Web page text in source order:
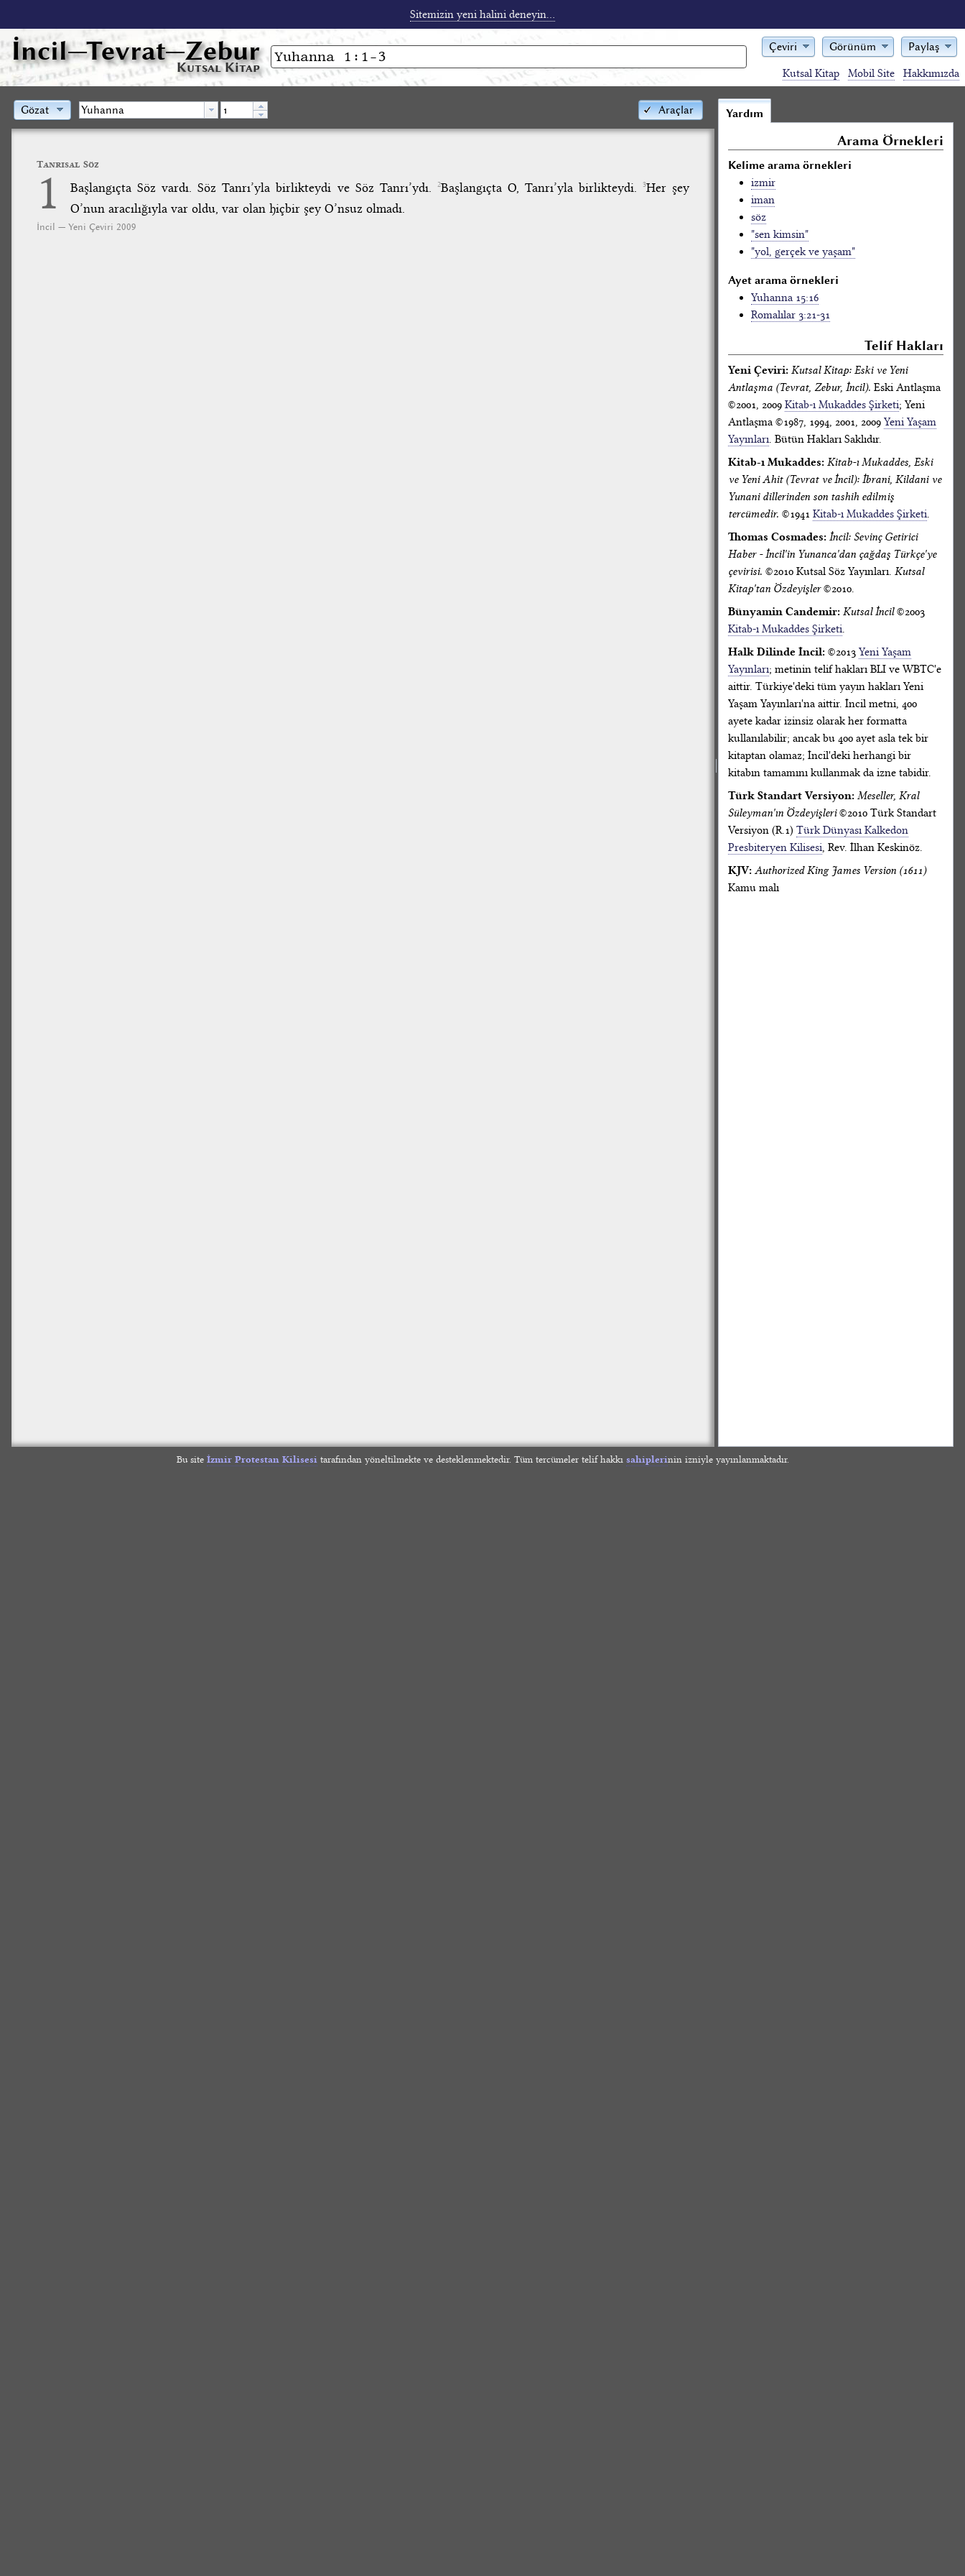
Sitemizin yeni halini deneyin...
İncil—Tevrat—Zebur
Kutsal Kitap
Çeviri Görünüm Paylaş
Kutsal Kitap Mobil Site Hakkımızda
Araçlar
Gözat
Tanrısal Söz
1 Başlangıçta Söz vardı. Söz Tanrı’yla birlikteydi ve Söz Tanrı’ydı. 2Başlangıçta O, Tanrı’yla birlikteydi. 3Her şey
O’nun aracılığıyla var oldu, var olan hiçbir şey O’nsuz olmadı.
İncil — Yeni Çeviri 2009
Yardım
Arama Örnekleri
Kelime arama örnekleri
izmir
iman
söz
"sen kimsin"
"yol, gerçek ve yaşam"
Ayet arama örnekleri
Yuhanna 15:16
Romalılar 3:21-31
Telif Hakları
Yeni Çeviri: Kutsal Kitap: Eski ve Yeni
Antlaşma (Tevrat, Zebur, İncil). Eski Antlaşma
©2001, 2009 Kitab-ı Mukaddes Şirketi; Yeni
Antlaşma ©1987, 1994, 2001, 2009 Yeni Yaşam
Yayınları. Bütün Hakları Saklıdır.
Kitab-ı Mukaddes: Kitab-ı Mukaddes, Eski
ve Yeni Ahit (Tevrat ve İncil): İbrani, Kildani ve
Yunani dillerinden son tashih edilmiş
tercümedir. ©1941 Kitab-ı Mukaddes Şirketi.
Thomas Cosmades: İncil: Sevinç Getirici
Haber - İncil'in Yunanca'dan çağdaş Türkçe'ye
çevirisi. ©2010 Kutsal Söz Yayınları. Kutsal
Kitap'tan Özdeyişler©2010.
Bünyamin Candemir: Kutsal İncil©2003
Kitab-ı Mukaddes Şirketi.
Halk Dilinde İncil: ©2013 Yeni Yaşam
Yayınları; metinin telif hakları BLI ve WBTC'e
aittir. Türkiye'deki tüm yayın hakları Yeni
Yaşam Yayınları'na aittir. İncil metni, 400
ayete kadar izinsiz olarak her formatta
kullanılabilir; ancak bu 400 ayet asla tek bir
kitaptan olamaz; İncil'deki herhangi bir
kitabın tamamını kullanmak da izne tabidir.
Türk Standart Versiyon: Meseller, Kral
Süleyman'ın Özdeyişleri©2010 Türk Standart
Versiyon (R.1) Türk Dünyası Kalkedon
Presbiteryen Kilisesi, Rev. İlhan Keskinöz.
KJV: Authorized King James Version (1611)
Kamu malı
Bu site İzmir Protestan Kilisesitarafından yöneltilmekte ve desteklenmektedir. Tüm tercümeler telif hakkı sahiplerinin izniyle yayınlanmaktadır.